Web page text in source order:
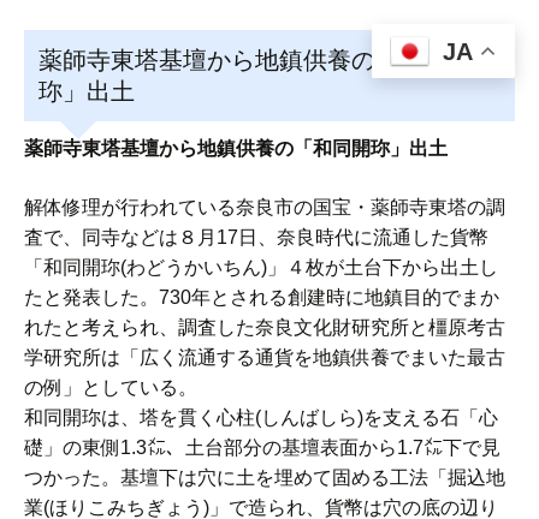
薬師寺東塔基壇から地鎮供養の「和同開
珎」出土
薬師寺東塔基壇から地鎮供養の「和同開珎」出土
解体修理が行われている奈良市の国宝・薬師寺東塔の調
査で、同寺などは８月17日、奈良時代に流通した貨幣
「和同開珎(わどうかいちん)」４枚が土台下から出土し
たと発表した。730年とされる創建時に地鎮目的でまか
れたと考えられ、調査した奈良文化財研究所と橿原考古
学研究所は「広く流通する通貨を地鎮供養でまいた最古
の例」としている。
和同開珎は、塔を貫く心柱(しんばしら)を支える石「心
礎」の東側1.3㍍、土台部分の基壇表面から1.7㍍下で見
つかった。基壇下は穴に土を埋めて固める工法「掘込地
業(ほりこみちぎょう)」で造られ、貨幣は穴の底の辺り
JA